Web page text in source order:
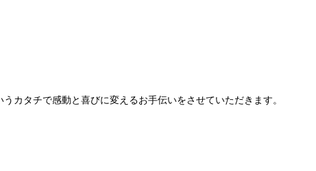
カタチで感動と喜びに変えるお手伝いをさせていただきます。